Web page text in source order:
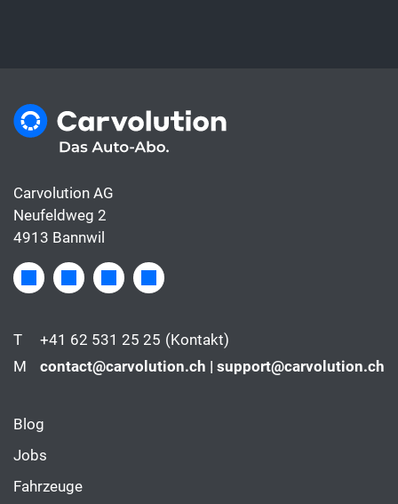
Carvolution AG
Neufeldweg 2
4913 Bannwil
T +41 62 531 25 25 (Kontakt)
M
contact@carvolution.ch | support@carvolution.ch
Blog
Jobs
Fahrzeuge